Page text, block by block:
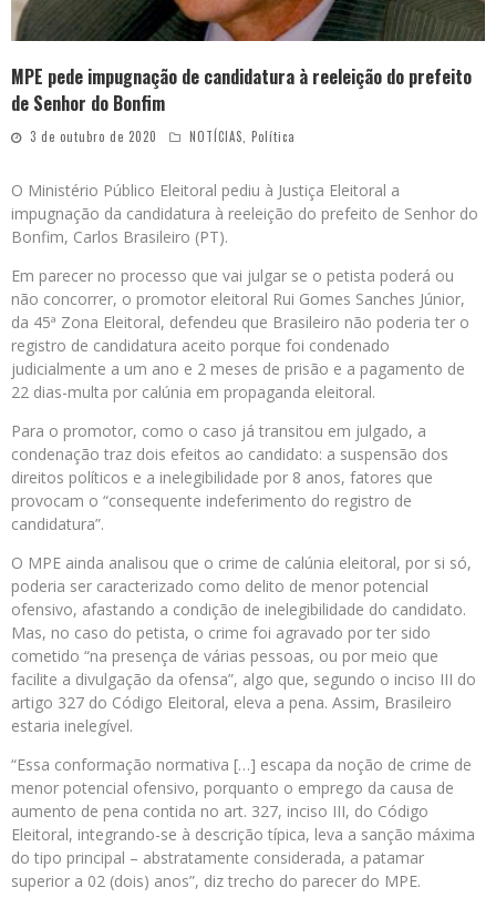
MPE pede impugnação de candidatura à reeleição do prefeito
de Senhor do Bonfim
3 de outubro de 2020 NOTÍCIAS, Política
O Ministério Público Eleitoral pediu à Justiça Eleitoral a
impugnação da candidatura à reeleição do prefeito de Senhor do
Bonfim, Carlos Brasileiro (PT).
Em parecer no processo que vai julgar se o petista poderá ou
não concorrer, o promotor eleitoral Rui Gomes Sanches Júnior,
da 45ª Zona Eleitoral, defendeu que Brasileiro não poderia ter o
registro de candidatura aceito porque foi condenado
judicialmente a um ano e 2 meses de prisão e a pagamento de
22 dias-multa por calúnia em propaganda eleitoral.
Para o promotor, como o caso já transitou em julgado, a
condenação traz dois efeitos ao candidato: a suspensão dos
direitos políticos e a inelegibilidade por 8 anos, fatores que
provocam o “consequente indeferimento do registro de
candidatura”.
O MPE ainda analisou que o crime de calúnia eleitoral, por si só,
poderia ser caracterizado como delito de menor potencial
ofensivo, afastando a condição de inelegibilidade do candidato.
Mas, no caso do petista, o crime foi agravado por ter sido
cometido “na presença de várias pessoas, ou por meio que
facilite a divulgação da ofensa”, algo que, segundo o inciso III do
artigo 327 do Código Eleitoral, eleva a pena. Assim, Brasileiro
estaria inelegível.
“Essa conformação normativa […] escapa da noção de crime de
menor potencial ofensivo, porquanto o emprego da causa de
aumento de pena contida no art. 327, inciso III, do Código
Eleitoral, integrando-se à descrição típica, leva a sanção máxima
do tipo principal – abstratamente considerada, a patamar
superior a 02 (dois) anos”, diz trecho do parecer do MPE.